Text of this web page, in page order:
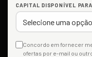
CAPITAL DISPONÍVEL
Concordo em fornecer
ofertas por e-mail ou